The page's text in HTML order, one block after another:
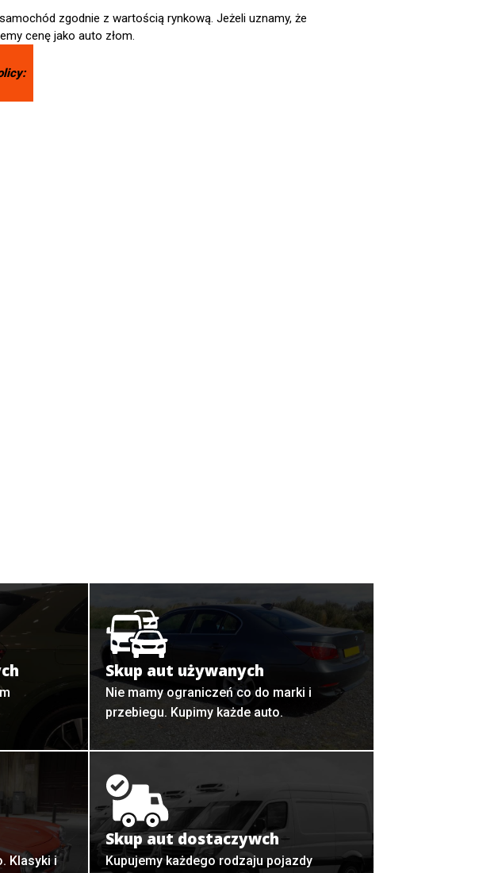
zgodnie z wartością rynkową. Jeżeli uznamy, że
cenę jako auto złom.
Skup aut używanych
Nie mamy ograniczeń co do marki i
przebiegu. Kupimy każde auto.
Klasyki i
Skup aut dostaczywch
Kupujemy każdego rodzaju pojazdy